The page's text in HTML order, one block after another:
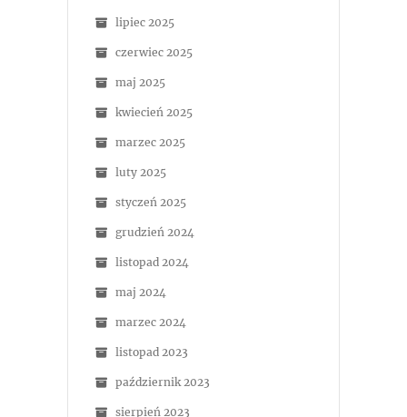
lipiec 2025
czerwiec 2025
maj 2025
kwiecień 2025
marzec 2025
luty 2025
styczeń 2025
grudzień 2024
listopad 2024
maj 2024
marzec 2024
listopad 2023
październik 2023
sierpień 2023